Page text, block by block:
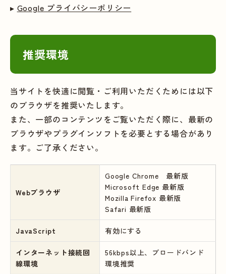
▸ Google プライバシーポリシー
推奨環境
当サイトを快適に閲覧・ご利用いただくためには以下
のブラウザを推奨いたします。
また、一部のコンテンツをご覧いただく際に、最新の
ブラウザやプラグインソフトを必要とする場合があり
ます。ご了承ください。
Webブラウザ
Google Chrome 最新版
Microsoft Edge 最新版
Mozilla Firefox 最新版
Safari 最新版
JavaScript 有効にする
インターネット接続回
線環境
56kbps以上、ブロードバンド
環境推奨